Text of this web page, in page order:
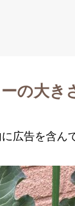
の大き
広告を含ん